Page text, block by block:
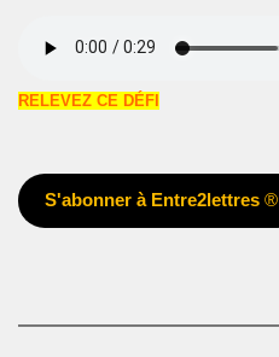
RELEVEZ CE DÉFI
S'abonner à Entre2lettres®